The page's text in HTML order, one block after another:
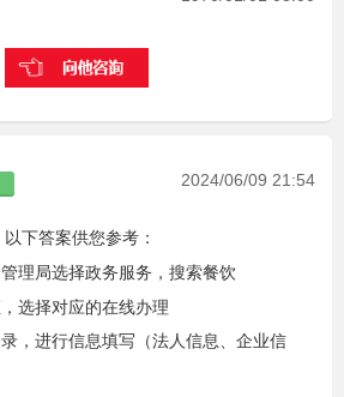
2024/06/09 21:54
下答案供您参考：
理局选择政务服务，搜索餐饮
选择对应的在线办理
，进行信息填写（法人信息、企业信